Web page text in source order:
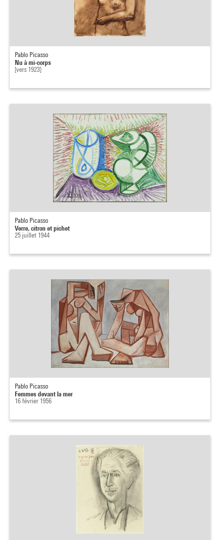
Pablo Picasso
Nu à mi-corps
[vers 1923]
Pablo Picasso
Verre, citron et pichet
25 juillet 1944
Pablo Picasso
Femmes devant la mer
16 février 1956